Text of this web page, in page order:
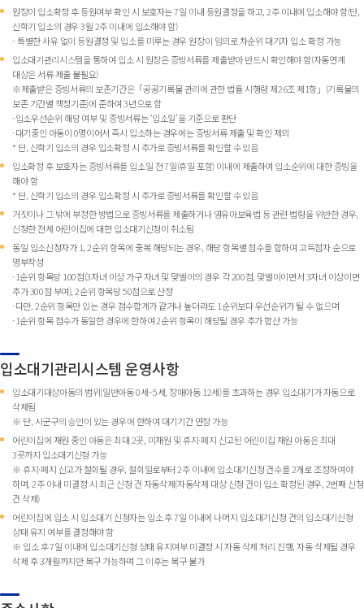
원장이 입소확정 후 등원여부 확인 시 보호자는 7일 이내 등원결정을 하고, 2주 이내에 입소해야 함(단,
신학기 입소의 경우 3월 2주 이내에 입소해야 함)
- 특별한 사유 없이 등원결정 및 입소를 미루는 경우 원장이 임의로 차순위 대기자 입소 확정 가능
입소대기관리시스템을 통하여 입소 시 원장은 증빙서류를 제출받아 반드시 확인해야 함(자동연계
대상은 서류 제출 불필요)
※제출받은 증빙서류의 보존기간은「공공기록물 관리에 관한 법률 시행령 제26조 제1항」(기록물의
보존 기간별 책정기준)에 준하여 3년으로 함
-입소우선순위 해당 여부 및 증빙서류는 ‘입소일’을 기준으로 판단
-대기중인 아동이 0명이어서 즉시 입소하는 경우에는 증빙서류 제출 및 확인 제외
* 단, 신학기 입소의 경우 입소확정 시 추가로 증빙서류를 확인할 수 있음
입소확정 후 보호자는 증빙서류를 입소일 전 7일(휴일 포함) 이내에 제출하여 입소순위에 대한 증빙을
해야 함
* 단, 신학기 입소의 경우 입소확정 시 추가로 증빙서류를 확인할 수 있음
거짓이나 그 밖에 부정한 방법으로 증빙서류를 제출하거나 영유아보육법 등 관련 법령을 위반한 경우,
신청한 전체 어린이집에 대한 입소대기신청이 취소됨
동일 입소신청자가 1, 2순위 항목에 중복 해당되는 경우, 해당 항목별 점수를 합하여 고득점자 순으로
명부작성
-1순위 항목당 100점(3자녀 이상 가구 자녀 및 맞벌이의 경우 각 200점, 맞벌이이면서 3자녀 이상이면
추가 300점 부여), 2순위 항목당 50점으로 산정
-다만, 2순위 항목만 있는 경우 점수합계가 같거나 높더라도 1순위보다 우선순위가 될 수 없으며
-1순위 항목 점수가 동일한 경우에 한하여 2순위 항목이 해당될 경우 추가 합산 가능
입소대기관리시스템 운영사항
입소대기대상아동의 범위(일반아동 0세~5세, 장애아동 12세)를 초과하는 경우 입소대기가 자동으로
삭제됨
※ 단, 시군구의 승인이 있는 경우에 한하여 대기기간 연장 가능
어린이집에 재원 중인 아동은 최대 2곳, 미재원 및 휴지·폐지 신고된 어린이집 재원 아동은 최대
3곳까지 입소대기신청 가능
※ 휴지·폐지 신고가 철회될 경우, 철회일로부터 2주 이내에 입소대기신청 건수를 2개로 조정하여야
하며, 2주 이내 미결정 시 최근 신청 건 자동삭제(자동삭제 대상 신청 건이 입소 확정된 경우, 2번째 신청
건 삭제)
어린이집에 입소 시 입소대기 신청자는 입소 후 7일 이내에 나머지 입소대기신청 건의 입소대기신청
상태 유지 여부를 결정해야 함
※ 입소 후 7일 이내에 입소대기신청 상태 유지여부 미결정 시 자동 삭제 처리 진행, 자동 삭제될 경우
삭제 후 3개월까지만 복구 가능하며 그 이후는 복구 불가